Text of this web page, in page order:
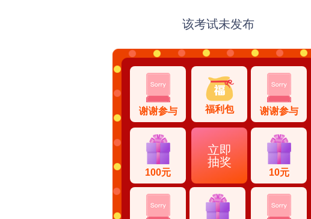
该考试未发布
谢谢参与 福利包 谢谢参与
10元
100元
立即
抽奖